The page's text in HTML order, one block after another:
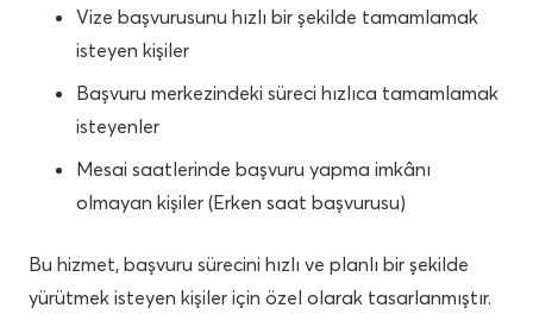
Vize başvurusunu hızlı bir şekilde tamamlamak
isteyen kişiler
Başvuru merkezindeki süreci hızlıca tamamlamak
isteyenler
Mesai saatlerinde başvuru yapma imkânı
olmayan kişiler (Erken saat başvurusu)
Bu hizmet, başvuru sürecini hızlı ve planlı bir şekilde
yürütmek isteyen kişiler için özel olarak tasarlanmıştır.